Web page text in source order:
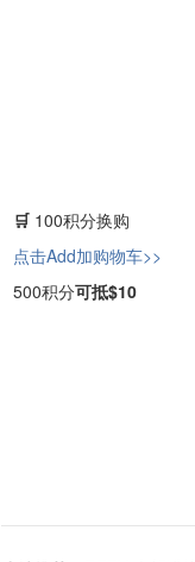
🛒 100积分换购
点击Add加购物车>>
500积分可抵$10